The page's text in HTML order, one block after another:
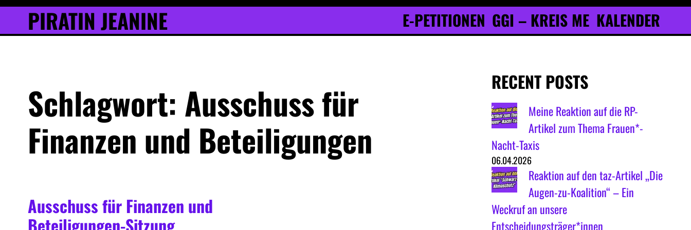
springen
Skip
content
PIRATIN JEANINE E-PETITIONEN GGI – KREIS ME KALENDER
Schlagwort: Ausschuss für
Finanzen und Beteiligungen
Ausschuss für Finanzen und
RECENT POSTS
Meine Reaktion auf die RP-
Artikel zum Thema Frauen*-
Nacht-Taxis
06.04.2026
Reaktion auf den taz-Artikel „Die
Augen-zu-Koalition“ – Ein
Weckruf an unsere
Entscheidungsträger*innen